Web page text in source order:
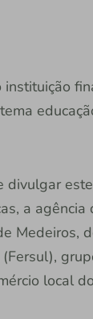
instituição
divulgar
a
Medeiros,
local